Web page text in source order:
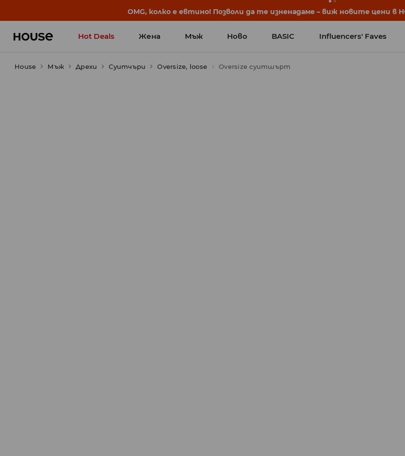
📒Най-добрите истории започват още преди първия звънец. Започни
Hot Deals Жена Мъж Ново BASIC Influencers' Faves
House Мъж Дрехи Суитчъри Oversize, loose Oversize суитшърт